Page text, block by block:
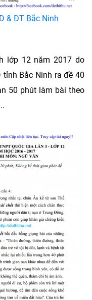
& ĐT Bắc Ninh
lớp 12 năm 2017 do
Bắc Ninh ra đề 40
50 phút làm bài theo